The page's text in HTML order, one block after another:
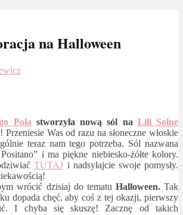
na Halloween
Pola stworzyła nową sól na Lili Solne
Przeniesie Was od razu na słoneczne włoskie
teraz nam tego potrzeba. Sól nazwana
i ma piękne niebiesko-żółte kolory.
TUTAJ i nadsyłajcie swoje pomysły.
wrócić dzisiaj do tematu Halloween.Tak
dopada chęć, aby coś z tej okazji, pierwszy
I chyba się skuszę! Zacznę od takich